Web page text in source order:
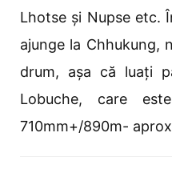
Lhotse și Nupse etc.
ajunge la Chhukung,
drum, așa că luați
Lobuche, care
710mm+/890m-